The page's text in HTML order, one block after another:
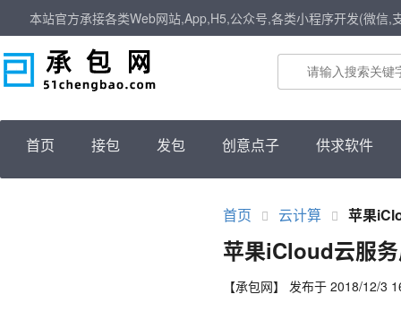
本站官方承接各类Web网站,App,H5,公众号,各类小程序开发(微信,
首页 接包 发包 创意点子 供求软件
首页 云计算 苹果
苹果iCloud云服
【承包网】 发布于 2018/12/3